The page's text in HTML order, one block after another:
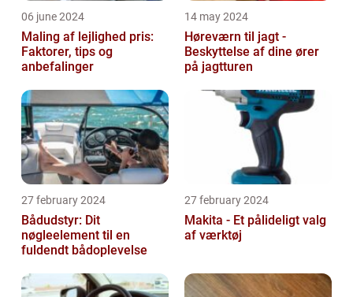
06 june 2024
Maling af lejlighed pris:
Faktorer, tips og
anbefalinger
14 may 2024
Høreværn til jagt -
Beskyttelse af dine ører
på jagtturen
27 february 2024
Bådudstyr: Dit
nøgleelement til en
fuldendt bådoplevelse
27 february 2024
Makita - Et pålideligt valg
af værktøj